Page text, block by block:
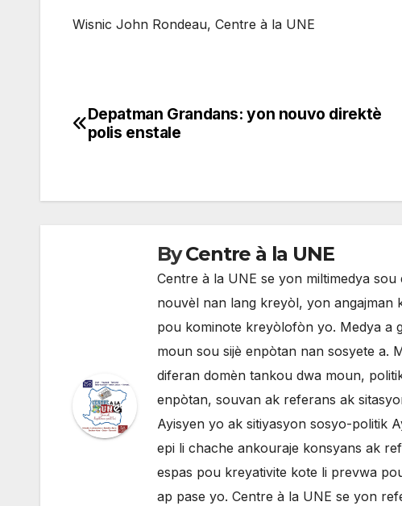
Wisnic John Rondeau, Centre à la UNE
Navigation
Depatman Grandans: yon nouvo direktè
polis enstale
ByCentre à la UNE
Centre à la UNE se yon miltimedya
nouvèl nan lang kreyòl, yon
pou kominote kreyòlofòn yo. Medya a
moun sou sijè enpòtan nan sosyete a.
diferan domèn tankou dwa moun,
enpòtan, souvan ak referans ak
Ayisyen yo ak sitiyasyon sosyo-politik
epi li chache ankouraje konsyans ak
espas pou kreyativite kote li prevwa
ap pase yo. Centre à la UNE se yon